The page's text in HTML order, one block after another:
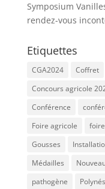
Symposium
rendez-vous
Etiquettes
CGA2024 Coffret
Concours agricole
Conférence
Foire agricole
Gousses
Médailles
pathogène